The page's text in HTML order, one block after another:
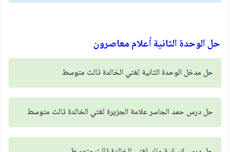
حل الوحدة الثانية أعلام معاصرون
حل مدخل الوحدة الثانية لغتي الخالدة ثالث متوسط
حل درس حمد الجاسر علامة الجزيرة لغتي الخالدة ثالث متوسط